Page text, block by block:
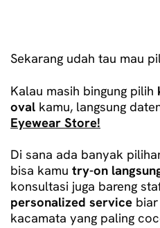
Sekarang udah tau mau
Kalau masih bingung pilih
oval kamu, langsung
Eyewear Store!
Di sana ada banyak
bisa kamu try-on
konsultasi juga bareng
personalized service
kacamata yang paling